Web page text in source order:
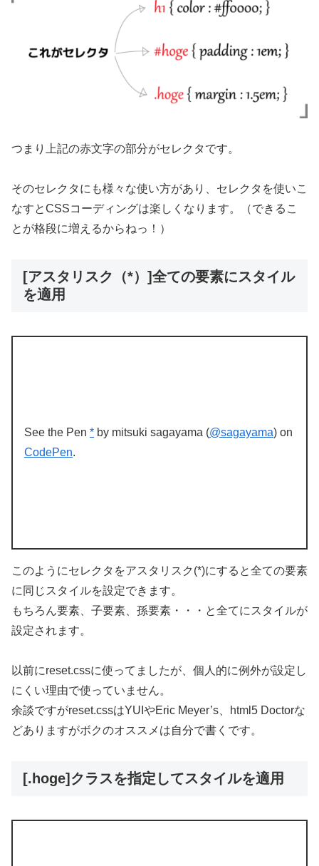
つまり上記の赤文字の部分がセレクタです。
そのセレクタにも様々な使い方があり、セレクタを使いこ
なすとCSSコーディングは楽しくなります。（できるこ
とが格段に増えるからねっ！）
[アスタリスク（*）]全ての要素にスタイル
を適用
See the Pen * by mitsuki sagayama (@sagayama) on
CodePen.
このようにセレクタをアスタリスク(*)にすると全ての要素
に同じスタイルを設定できます。
もちろん要素、子要素、孫要素・・・と全てにスタイルが
設定されます。
以前にreset.cssに使ってましたが、個人的に例外が設定し
にくい理由で使っていません。
余談ですがreset.cssはYUIやEric Meyer’s、html5 Doctorな
どありますがボクのオススメは自分で書くです。
[.hoge]クラスを指定してスタイルを適用